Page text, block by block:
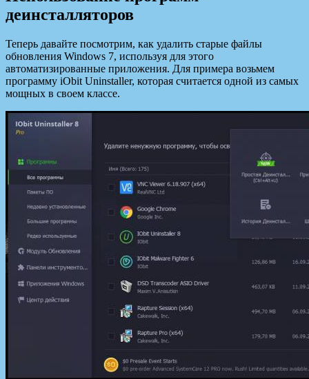
деинсталляторов
Теперь давайте посмотрим, как удалить старые файлы
обновления Windows 7, используя для этого
автоматизированные приложения. Для примера возьмем
программу iObit Uninstaller, которая считается одной из самых
мощных в своем классе.